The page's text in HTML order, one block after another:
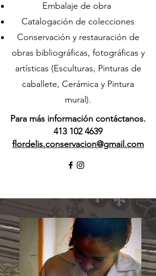
Embalaje de obra
Catalogación de colecciones
Conservación y restauración de
obras bibliográficas, fotográficas y
artísticas (Esculturas, Pinturas de
caballete, Cerámica y Pintura
mural).
Para más información contáctanos.
413 102 4639
flordelis.conservacion@gmail.com